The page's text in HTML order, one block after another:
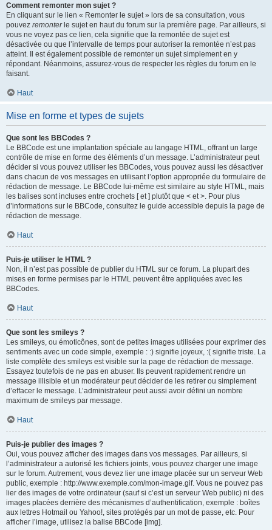
Comment remonter mon sujet ?
En cliquant sur le lien « Remonter le sujet » lors de sa consultation, vous
pouvez remonterle sujet en haut du forum sur la première page. Par ailleurs, si
vous ne voyez pas ce lien, cela signifie que la remontée de sujet est
désactivée ou que l’intervalle de temps pour autoriser la remontée n’est pas
atteint. Il est également possible de remonter un sujet simplement en y
répondant. Néanmoins, assurez-vous de respecter les règles du forum en le
faisant.
Haut
Mise en forme et types de sujets
Que sont les BBCodes ?
Le BBCode est une implantation spéciale au langage HTML, offrant un large
contrôle de mise en forme des éléments d’un message. L’administrateur peut
décider si vous pouvez utiliser les BBCodes, vous pouvez aussi les désactiver
dans chacun de vos messages en utilisant l’option appropriée du formulaire de
rédaction de message. Le BBCode lui-même est similaire au style HTML, mais
les balises sont incluses entre crochets [ et ] plutôt que < et >. Pour plus
d’informations sur le BBCode, consultez le guide accessible depuis la page de
rédaction de message.
Haut
Puis-je utiliser le HTML ?
Non, il n’est pas possible de publier du HTML sur ce forum. La plupart des
mises en forme permises par le HTML peuvent être appliquées avec les
BBCodes.
Haut
Que sont les smileys ?
Les smileys, ou émoticônes, sont de petites images utilisées pour exprimer des
sentiments avec un code simple, exemple : :) signifie joyeux, :( signifie triste. La
liste complète des smileys est visible sur la page de rédaction de message.
Essayez toutefois de ne pas en abuser. Ils peuvent rapidement rendre un
message illisible et un modérateur peut décider de les retirer ou simplement
d’effacer le message. L’administrateur peut aussi avoir défini un nombre
maximum de smileys par message.
Haut
Puis-je publier des images ?
Oui, vous pouvez afficher des images dans vos messages. Par ailleurs, si
l’administrateur a autorisé les fichiers joints, vous pouvez charger une image
sur le forum. Autrement, vous devez lier une image placée sur un serveur Web
public, exemple : http://www.exemple.com/mon-image.gif. Vous ne pouvez pas
lier des images de votre ordinateur (sauf si c’est un serveur Web public) ni des
images placées derrière des mécanismes d’authentification, exemple : boîtes
aux lettres Hotmail ou Yahoo!, sites protégés par un mot de passe, etc. Pour
afficher l’image, utilisez la balise BBCode [img].